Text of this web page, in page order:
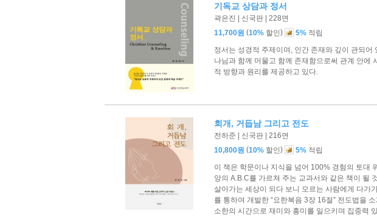
기독교 상담과 정서
곽은진 | 신국판 | 228면
11,700원 (10% 할인) 5% 적립
정서는 성경적 주제이며, 인간 존재와 깊이 관되
나님과 함께 머물고 함께 존재함으로써 관계 안에
적 방향과 원리를 제공하고 있다.
회개, 거듭남 그리고 전도
전하준 | 신국판 | 216면
10,800원 (10% 할인) 5% 적립
이 책은 학문이나 지식을 넘어 100% 경험의 토대
앙의 A.B.C를 가르쳐 주는 교과서와 같은 책이 될
살아가는 세상이 되다 보니 모르는 사람에게 다가
를 통하여 개발한 “요한복음 3장 16절” 전도법을
소한의 시간으로 재미와 흥미를 일으키며 집중력